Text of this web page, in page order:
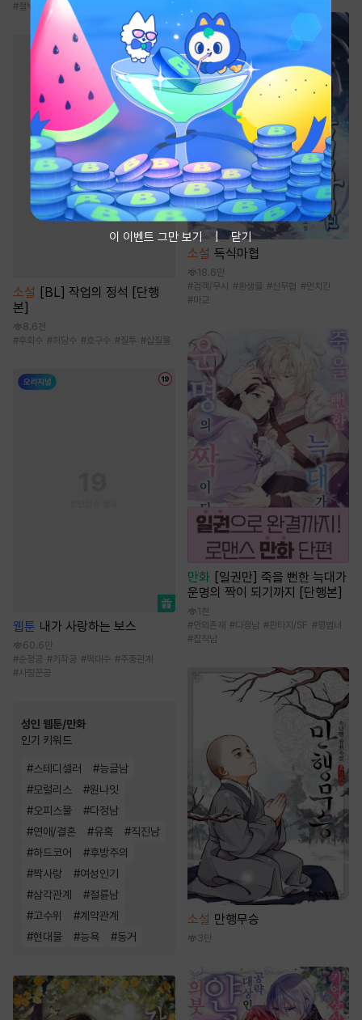
#철벽녀
소설 [BL] 작업의 정석 [단행
본]
8.6천
#후회수 #허당수 #호구수 #질투 #삽질물
웹툰 내가 사랑하는 보스
60.6만
#순정공 #키작공 #떡대수 #주종관계
#사랑꾼공
성인 웹툰/만화
인기 키워드
#스테디셀러 #능글남
#모럴리스 #원나잇
#오피스물 #다정남
#연애/결혼 #유혹 #직진남
#하드코어 #후방주의
#짝사랑 #여성인기
#삼각관계 #절륜남
#고수위 #계약관계
#현대물 #능욕 #동거
소설 독식마협
18.6만
#검객/무사 #환생물 #신무협 #먼치킨
#마교
만화 [일권만] 죽을 뻔한 늑대가
운명의 짝이 되기까지 [단행본]
1천
#인외존재 #다정남 #판타지/SF #평범녀
#집착남
소설 만행무승
3만
이 이벤트 그만 보기 닫기